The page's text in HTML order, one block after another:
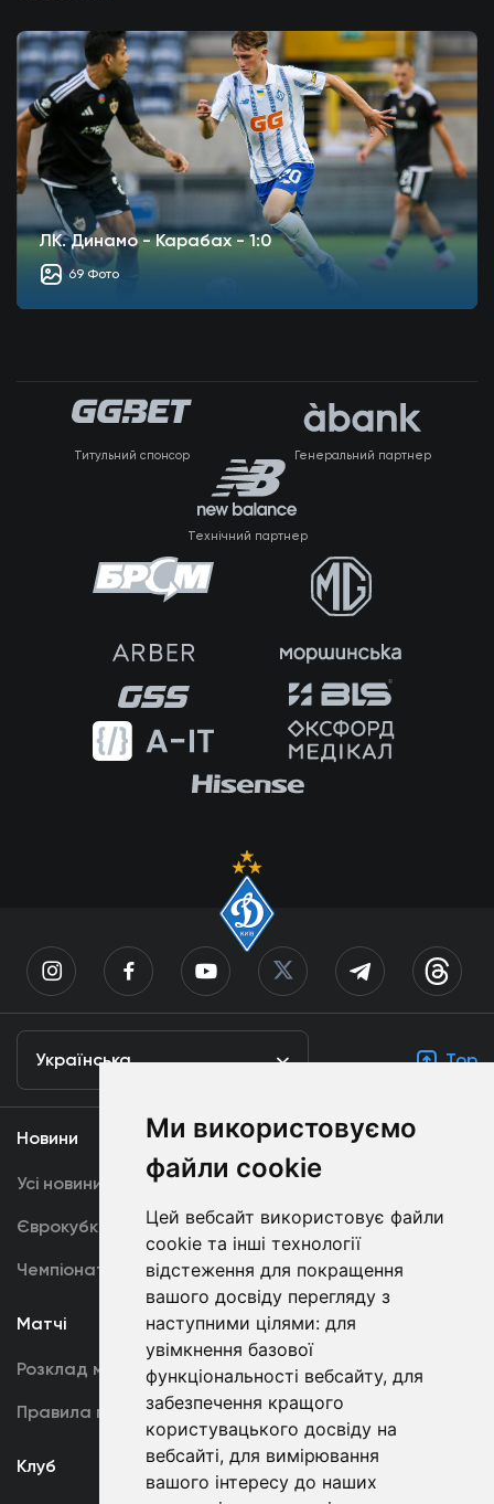
Ми використовуємо
файли cookie
Цей вебсайт використовує файли
cookie та інші технології
відстеження для покращення
вашого досвіду перегляду з
наступними цілями: для
увімкнення базової
функціональності вебсайту, для
забезпечення кращого
користувацького досвіду на
вебсайті, для вимірювання
вашого інтересу до наших
ЛК. Динамо - Карабах - 1:0
69 Фото
Титульний спонсор Генеральний партнер
Технічний партнер
Українська Top
Новини
Усі новини
Єврокубки
Чемпіонат України
Медіа
Динамо TV
Фотогалерея
Акредитація
Матчі
Розклад матчів
Правила поведінки
Команда
Перша команда
U19
Клуб